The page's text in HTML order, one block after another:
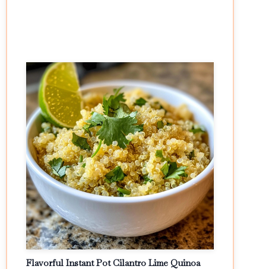
Flavorful Instant Pot Cilantro Lime Quinoa